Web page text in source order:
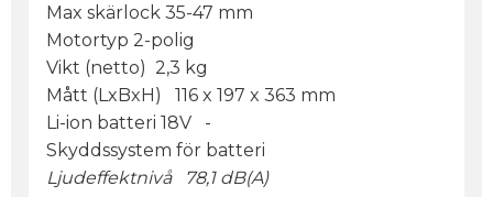
Max skärlock 35-47 mm
Motortyp 2-polig
Vikt (netto) 2,3 kg
Mått (LxBxH) 116 x 197 x 363 mm
Li-ion batteri 18V -
Skyddssystem för batteri
Ljudeffektnivå 78,1 dB(A)